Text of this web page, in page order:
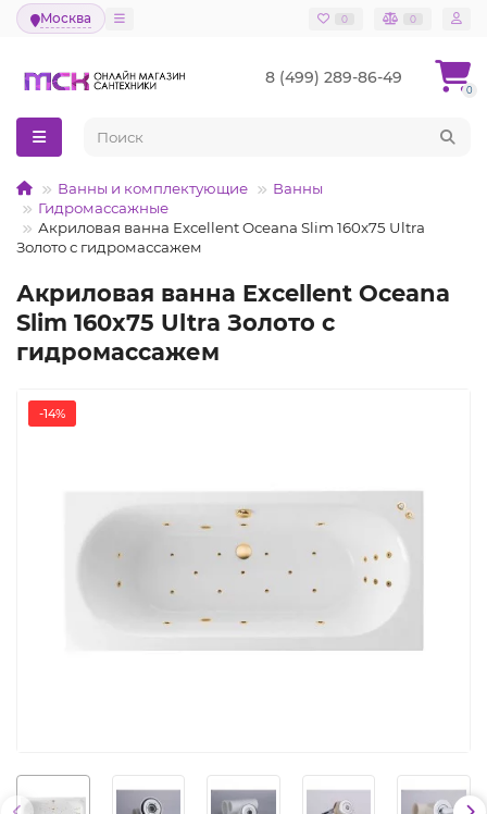
Москва 0 0
8 (499) 289-86-49
0
Ванны и комплектующие
Ванны
Гидромассажные
Акриловая ванна Excellent Oceana Slim 160x75 Ultra
Золото с гидромассажем
Акриловая ванна Excellent Oceana
Slim 160x75 Ultra Золото с
гидромассажем
-14%